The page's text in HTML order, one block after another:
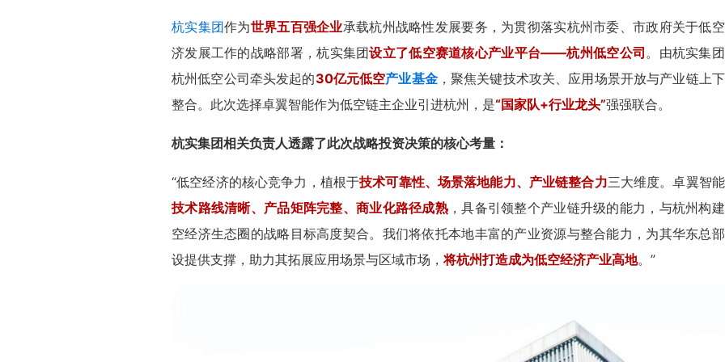
杭实集团作为世界五百强企业承载杭州战略性发展要务，为贯彻落实杭州市委、市政府关于低
济发展工作的战略部署，杭实集团设立了低空赛道核心产业平台——杭州低空公司 。由杭实集
杭州低空公司牵头发起的30亿元低空产业基金，聚焦关键技术攻关、应用场景开放与产业链上
整合。此次选择卓翼智能作为低空链主企业引进杭州，是“国家队+行业龙头”强强联合。
杭实集团相关负责人透露了此次战略投资决策的核心考量：
“低空经济的核心竞争力，植根于技术可靠性、场景落地能力、产业链整合力三大维度。卓翼智
技术路线清晰、产品矩阵完整、商业化路径成熟 ，具备引领整个产业链升级的能力，与杭州构
空经济生态圈的战略目标高度契合。我们将依托本地丰富的产业资源与整合能力，为其华东总
设提供支撑，助力其拓展应用场景与区域市场，将杭州打造成为低空经济产业高地。”